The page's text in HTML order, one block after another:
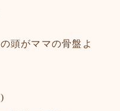
頭がママの骨盤よ